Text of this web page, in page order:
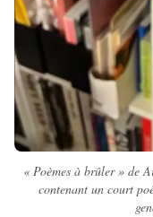
« Poèmes à brûler » de
contenant un court